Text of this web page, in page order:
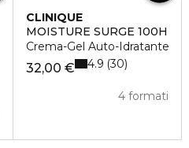
CLINIQUE
MOISTURE SURGE 100H
Crema-Gel Auto-Idratante
32,00 €
4 formati
4.9 30